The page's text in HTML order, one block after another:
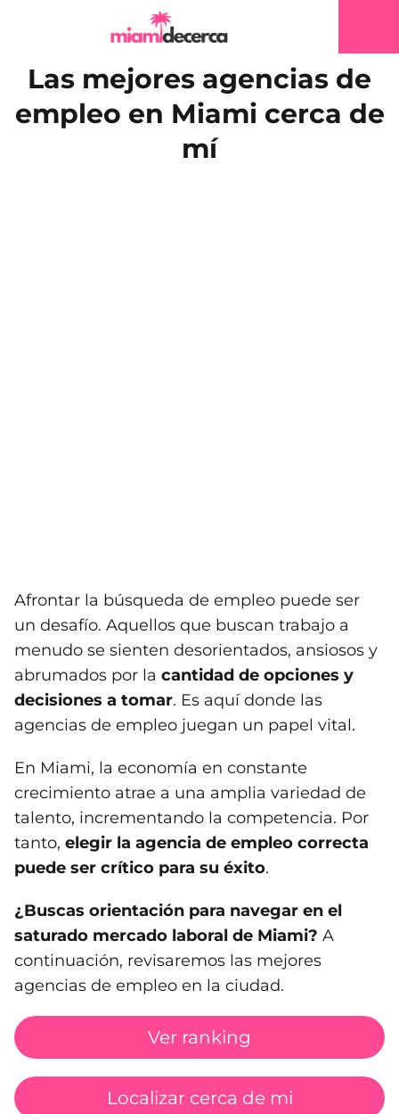
Las mejores agencias de
empleo en Miami cerca de
mí
Afrontar la búsqueda de empleo puede ser
un desafío. Aquellos que buscan trabajo a
menudo se sienten desorientados, ansiosos y
abrumados por la cantidad de opciones y
decisiones a tomar. Es aquí donde las
agencias de empleo juegan un papel vital.
En Miami, la economía en constante
crecimiento atrae a una amplia variedad de
talento, incrementando la competencia. Por
tanto, elegir la agencia de empleo correcta
puede ser crítico para su éxito.
¿Buscas orientación para navegar en el
saturado mercado laboral de Miami? A
continuación, revisaremos las mejores
agencias de empleo en la ciudad.
Ver ranking
Localizar cerca de mi